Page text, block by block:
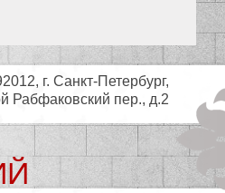
г. Санкт-Петербург,
Рабфаковский пер., д.2